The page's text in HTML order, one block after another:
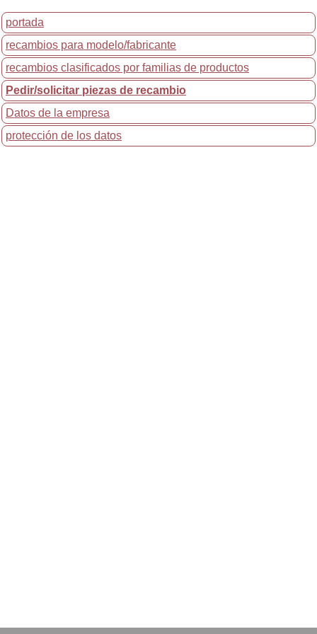
portada
recambios para modelo/fabricante
recambios clasificados por familias de productos
Pedir/solicitar piezas de recambio
Datos de la empresa
protección de los datos